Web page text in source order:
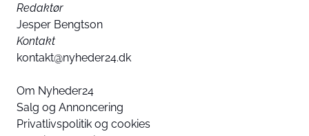
Redaktør
Jesper Bengtson
Kontakt
kontakt@nyheder24.dk
Om Nyheder24
Salg og Annoncering
Privatlivspolitik og cookies